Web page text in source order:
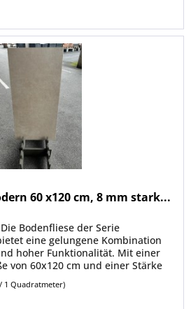
60 x120 cm, 8 mm stark...
Bodenfliese der Serie
eine gelungene Kombination
hoher Funktionalität. Mit einer
von 60x120 cm und einer Stärke
1 Quadratmeter)